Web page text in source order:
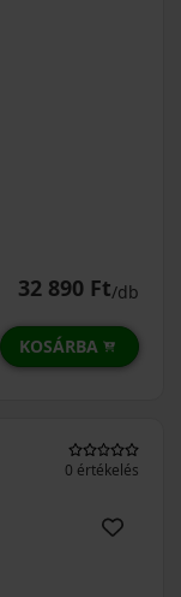
32 890 Ft/db
KOSÁRBA
0 értékelés